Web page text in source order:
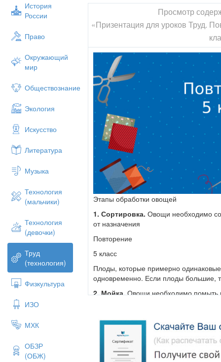
История
России
Право
Окружающий
мир
Обществознание
Экология
Искусство
Литература
Музыка
Технология
(мальчики)
Технология
(девочки)
Труд
(технология)
Физкультура
ИЗО
МХК
ОБЗР
(ОБЖ)
Просмотр
«Призентация для уроков Труд.
Этапы обработки овощей
1. Сортировка. Овощи необходимо
от назначения
Повторение
5 класс
Плоды, которые примерно
одновременно. Если плоды большие,
2. Мойка.Овощи необходимо помыть
4. Промывание.
Промыть в